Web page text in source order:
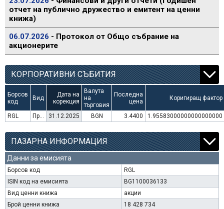
отчет на публично дружество и емитент на ценни
книжа)
06.07.2026 - Протокол от Общо събрание на
акционерите
КОРПОРАТИВНИ СЪБИТИЯ
Борсов
код
Вид
Дата на
корекция
Валута
на
търговия
Последна
цена
Коригиращ фактор
RGL Преминаване към търговия в Евро 31.12.2025 BGN 3.4400 1.95583000000000000000
ПАЗАРНА ИНФОРМАЦИЯ
Данни за емисията
Борсов код
RGL
ISIN код на емисията
BG1100036133
Вид ценни книжа
акции
Брой ценни книжа
18 428 734